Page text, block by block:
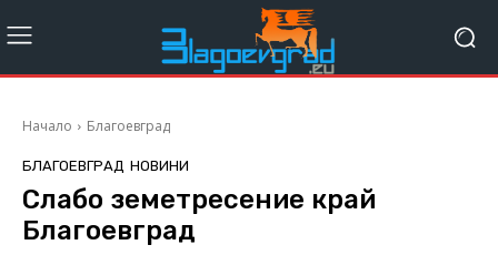
Начало Благоевград
БЛАГОЕВГРАД НОВИНИ
Слабо земетресение край
Благоевград